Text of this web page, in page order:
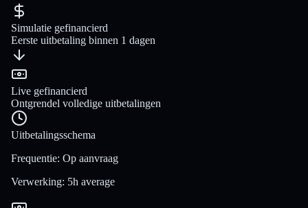
Simulatie gefinancierd
Eerste uitbetaling binnen 1 dagen
Live gefinancierd
Ontgrendel volledige uitbetalingen
Uitbetalingsschema
Frequentie: Op aanvraag
Verwerking: 5h average